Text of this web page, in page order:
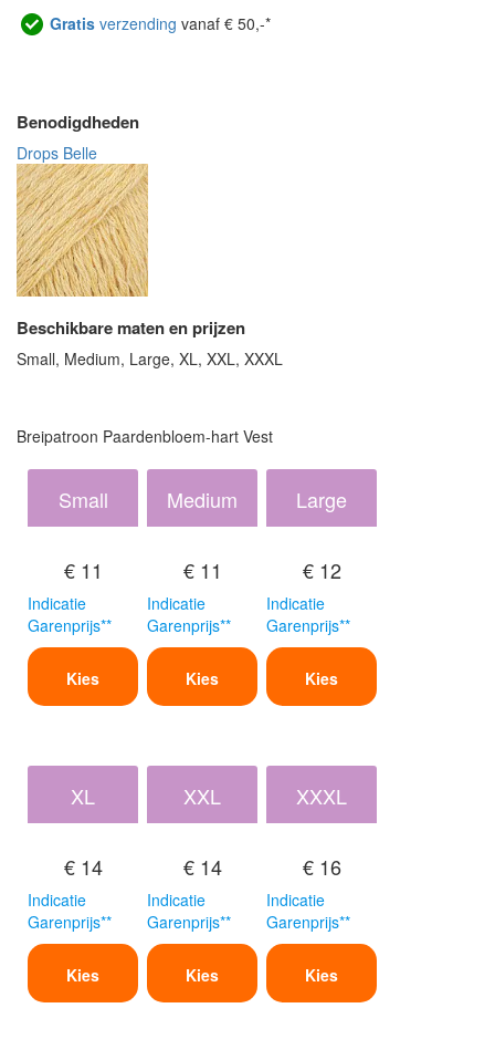
Gratis verzending vanaf € 50,-*
Benodigdheden
Drops Belle
Beschikbare maten en prijzen
Small, Medium, Large, XL, XXL, XXXL
Breipatroon Paardenbloem-hart Vest
Small
€ 11
Indicatie
Garenprijs**
Kies
Medium
€ 11
Indicatie
Garenprijs**
Kies
Large
€ 12
Indicatie
Garenprijs**
Kies
XL
€ 14
Indicatie
Garenprijs**
Kies
XXL
€ 14
Indicatie
Garenprijs**
Kies
XXXL
€ 16
Indicatie
Garenprijs**
Kies